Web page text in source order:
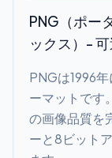
PNG（ポー
ックス）-
PNGは1996
ーマットです
の画像品質を
ーと8ビット